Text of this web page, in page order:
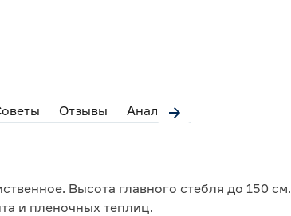
Отзывы Аналоги
Высота главного стебля до 150 см.
и пленочных теплиц.